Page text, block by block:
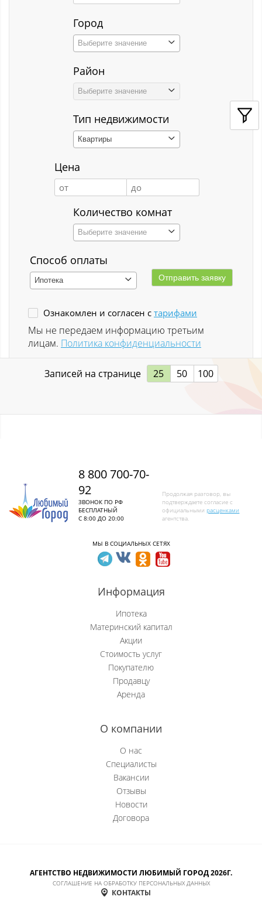
Карагайлинский
Костенково
Красная Горка
Красная Орловка
Кузедеево
Кульчаны
Куртуково с
Малиновка (Калт.)
Орджоникидзевский р-н
Город
Выберите значение
Район
Выберите значение
Тип недвижимости
Квартиры
Цена
Количество комнат
Выберите значение
Способ оплаты
Ипотека
Ознакомлен и согласен с тарифами
Мы не передаем информацию третьим
лицам. Политика конфиденциальности
Записей на странице 25 50 100
8 800 700-70-
92
ЗВОНОК ПО РФ
БЕСПЛАТНЫЙ
С 8:00 ДО 20:00
Продолжая разговор, вы
подтверждаете согласие с
официальнымирасценками
агентства.
МЫ В СОЦИАЛЬНЫХ СЕТЯХ
Информация
Ипотека
Материнский капитал
Акции
Стоимость услуг
Покупателю
Продавцу
Аренда
О компании
О нас
Специалисты
Вакансии
Отзывы
Новости
Договора
АГЕНТСТВО НЕДВИЖИМОСТИ ЛЮБИМЫЙ ГОРОД 2026Г.
СОГЛАШЕНИЕ НА ОБРАБОТКУ ПЕРСОНАЛЬНЫХ ДАННЫХ
КОНТАКТЫ